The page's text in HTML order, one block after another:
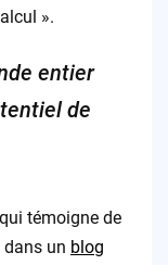
».
entier
de
témoigne de
dans un blog